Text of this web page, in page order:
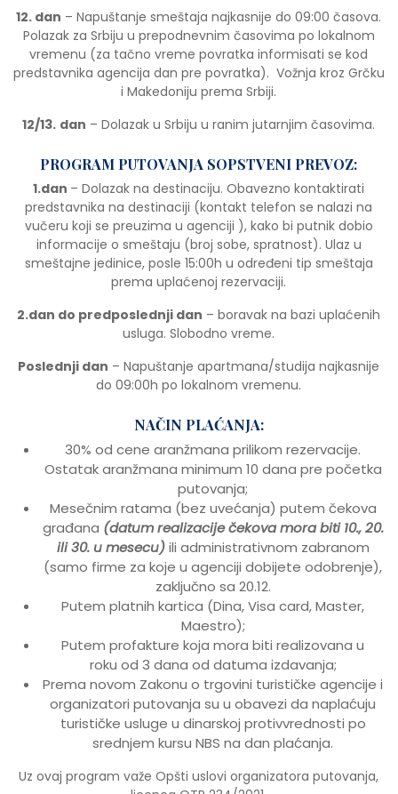
12. dan – Napuštanje smeštaja najkasnije do 09:00 časova.
Polazak za Srbiju u prepodnevnim časovima po lokalnom
vremenu (za tačno vreme povratka informisati se kod
predstavnika agencija dan pre povratka). Vožnja kroz Grčku
i Makedoniju prema Srbiji.
12/13. dan – Dolazak u Srbiju u ranim jutarnjim časovima.
PROGRAM PUTOVANJA SOPSTVENI PREVOZ:
1.dan – Dolazak na destinaciju. Obavezno kontaktirati
predstavnika na destinaciji (kontakt telefon se nalazi na
vučeru koji se preuzima u agenciji ), kako bi putnik dobio
informacije o smeštaju (broj sobe, spratnost). Ulaz u
smeštajne jedinice, posle 15:00h u određeni tip smeštaja
prema uplaćenoj rezervaciji.
2.dan do predposlednji dan – boravak na bazi uplaćenih
usluga. Slobodno vreme.
Poslednji dan – Napuštanje apartmana/studija najkasnije
do 09:00h po lokalnom vremenu.
NAČIN PLAĆANJA:
30% od cene aranžmana prilikom rezervacije.
Ostatak aranžmana minimum 10 dana pre početka
putovanja;
Mesečnim ratama (bez uvećanja) putem čekova
građana (datum realizacije čekova mora biti 10., 20.
ili 30. u mesecu)ili administrativnom zabranom
(samo firme za koje u agenciji dobijete odobrenje),
zaključno sa 20.12.
Putem platnih kartica (Dina, Visa card, Master,
Maestro);
Putem profakture koja mora biti realizovana u
roku od 3 dana od datuma izdavanja;
Prema novom Zakonu o trgovini turističke agencije i
organizatori putovanja su u obavezi da naplaćuju
turističke usluge u dinarskoj protivvrednosti po
srednjem kursu NBS na dan plaćanja.
Uz ovaj program važe Opšti uslovi organizatora putovanja,